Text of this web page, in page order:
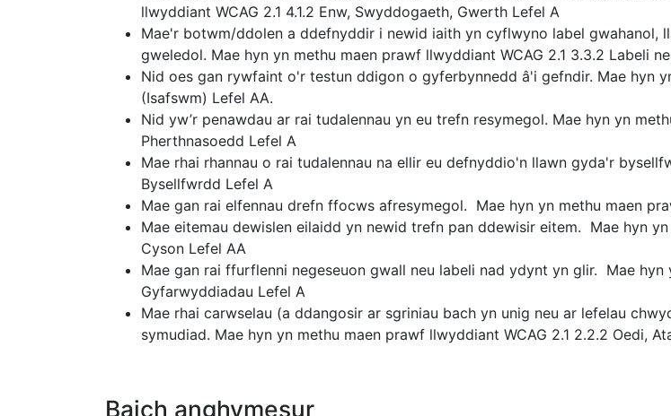
llwyddiant WCAG 2.1 4.1.2 Enw, Swyddogaeth, Gwerth Lefel A
Mae'r botwm/ddolen a ddefnyddir i newid iaith yn cyflwyno label
gweledol. Mae hyn yn methu maen prawf llwyddiant WCAG 2.1 3.3.2 Labeli
Nid oes gan rywfaint o'r testun ddigon o gyferbynnedd â'i gefndir. Mae hyn
(Isafswm) Lefel AA.
Nid yw’r penawdau ar rai tudalennau yn eu trefn resymegol. Mae hyn yn
Pherthnasoedd Lefel A
Mae rhai rhannau o rai tudalennau na ellir eu defnyddio'n llawn gyda'r
Bysellfwrdd Lefel A
Mae gan rai elfennau drefn ffocws afresymegol. Mae hyn yn methu maen
Mae eitemau dewislen eilaidd yn newid trefn pan ddewisir eitem. Mae hyn
Cyson Lefel AA
Mae gan rai ffurflenni negeseuon gwall neu labeli nad ydynt yn glir. Mae
Gyfarwyddiadau Lefel A
Mae rhai carwselau (a ddangosir ar sgriniau bach yn unig neu ar lefelau
symudiad. Mae hyn yn methu maen prawf llwyddiant WCAG 2.1 2.2.2 Oedi,
Baich anghymesur